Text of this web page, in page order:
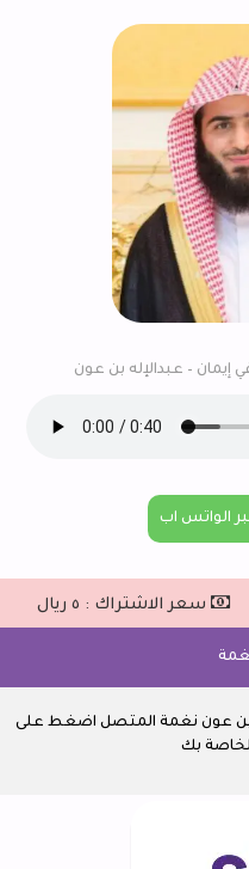
– عبدالإله بن عون
الواتس اب
سعر الاشتراك : ٥ ريال
بن عون نغمة المتصل اضغط على
بك